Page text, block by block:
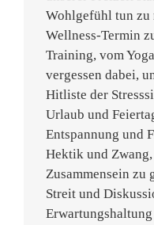
Wohlgefühl tun zu
Wellness-Termin
Training, vom
vergessen dabei,
Hitliste der
Urlaub und
Entspannung und
Hektik und
Zusammensein zu
Streit und
Erwartungshaltung